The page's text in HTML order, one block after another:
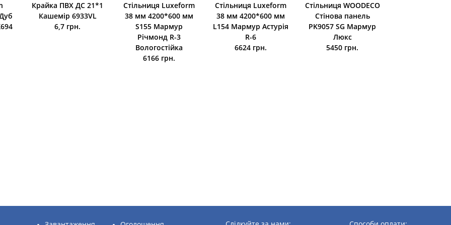
Крайка ПВХ ДС 21*1
Кашемір 6933VL
6,7 грн.
Стільниця Luxeform
38 мм 4200*600 мм
S155 Мармур
Річмонд R-3
Вологостійка
6166 грн.
Стільниця Luxeform
38 мм 4200*600 мм
L154 Мармур Астурія
R-6
6624 грн.
Стільниця WOODECO
Стінова панель
PK9057 SG Мармур
Люкс
5450 грн.